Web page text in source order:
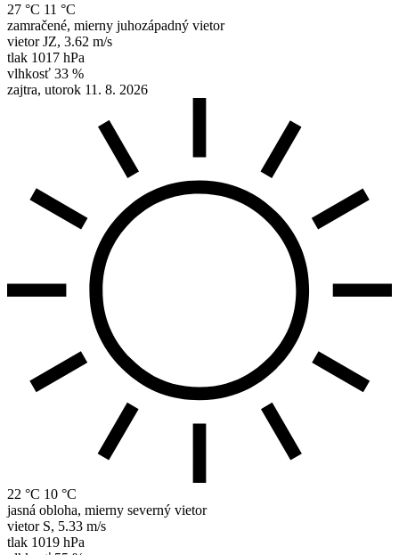
27 °C 11 °C
zamračené, mierny juhozápadný vietor
vietor JZ, 3.62 m/s
tlak 1017 hPa
vlhkosť 33 %
zajtra, utorok 11. 8. 2026
22 °C 10 °C
jasná obloha, mierny severný vietor
vietor S, 5.33 m/s
tlak 1019 hPa